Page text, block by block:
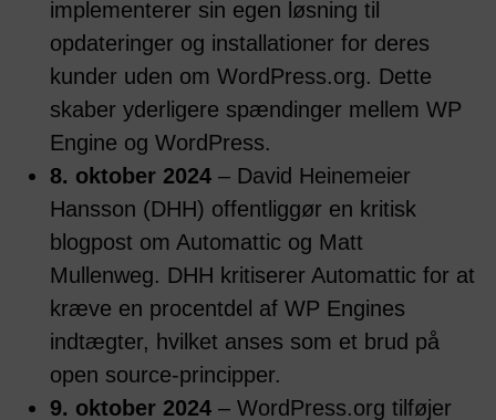
implementerer sin egen løsning til
opdateringer og installationer for deres
kunder uden om WordPress.org. Dette
skaber yderligere spændinger mellem WP
Engine og WordPress​.
8. oktober 2024 – David Heinemeier
Hansson (DHH) offentliggør en kritisk
blogpost om Automattic og Matt
Mullenweg. DHH kritiserer Automattic for at
kræve en procentdel af WP Engines
indtægter, hvilket anses som et brud på
open source-principper​.
9. oktober 2024 – WordPress.org tilføjer